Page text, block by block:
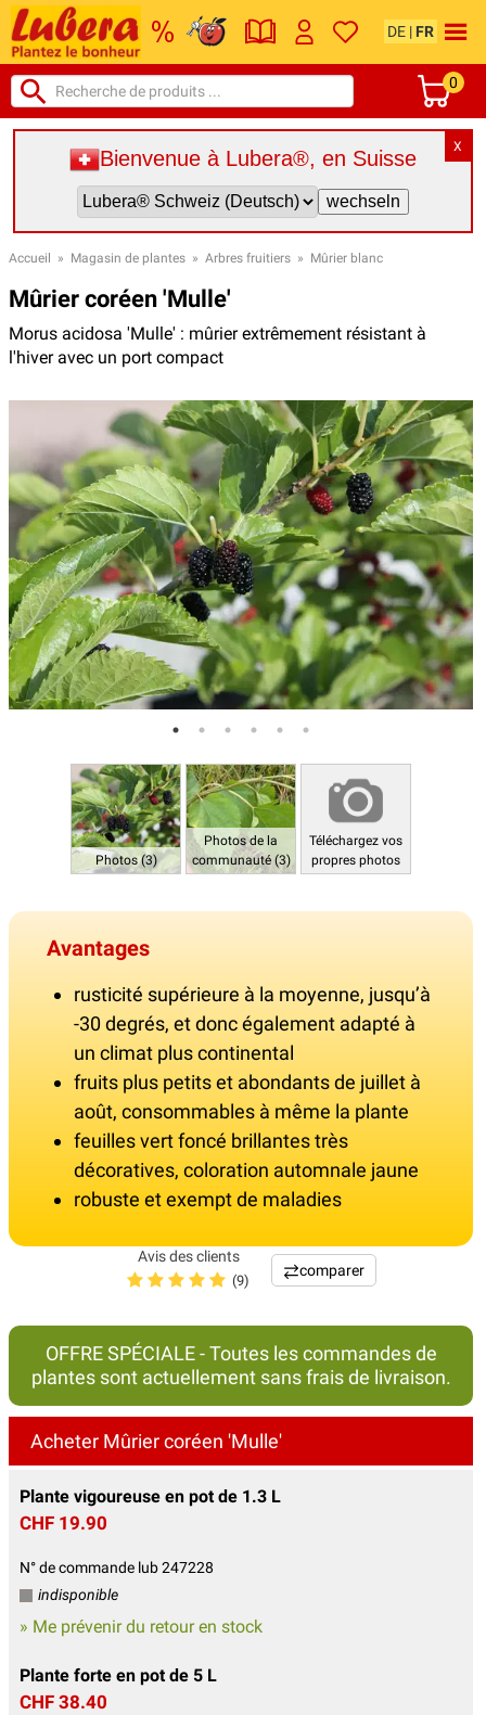
DE | FR
0
X
Bienvenue à Lubera®, en Suisse
Accueil » Magasin de plantes » Arbres fruitiers » Mûrier blanc
Mûrier coréen 'Mulle'
Morus acidosa 'Mulle' : mûrier extrêmement résistant à
l'hiver avec un port compact
Photos (3)
Photos de la
communauté (3)
Téléchargez vos
propres photos
Avantages
rusticité supérieure à la moyenne, jusqu’à
-30 degrés, et donc également adapté à
un climat plus continental
fruits plus petits et abondants de juillet à
août, consommables à même la plante
feuilles vert foncé brillantes très
décoratives, coloration automnale jaune
robuste et exempt de maladies
Avis des clients
(9)
comparer
OFFRE SPÉCIALE - Toutes les commandes de
plantes sont actuellement sans frais de livraison.
Acheter Mûrier coréen 'Mulle'
Plante vigoureuse en pot de 1.3 L
CHF 19.90
N° de commande lub 247228
indisponible
» Me prévenir du retour en stock
Plante forte en pot de 5 L
CHF 38.40